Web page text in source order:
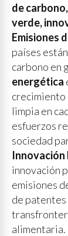
de
verde,
Emisiones
países
carbono en
energética
crecimiento
limpia en
esfuerzos
sociedad
Innovación
innovación
emisiones
de
alimentaria.